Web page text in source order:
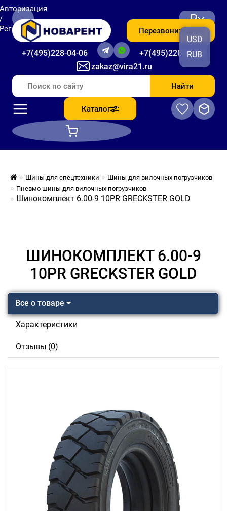
zakaz@vira21.ru
+7(495)228-04-06 +7(495)228-06-56
Перезвоните мне
₽
USD
RUB
Найти
Каталог
Шины для спецтехники
Шины для вилочных погрузчиков
Пневмо шины для вилочных погрузчиков
Шинокомплект 6.00-9 10PR GRECKSTER GOLD
ШИНОКОМПЛЕКТ 6.00-9
10PR GRECKSTER GOLD
Все о товаре
Характеристики
Отзывы (0)